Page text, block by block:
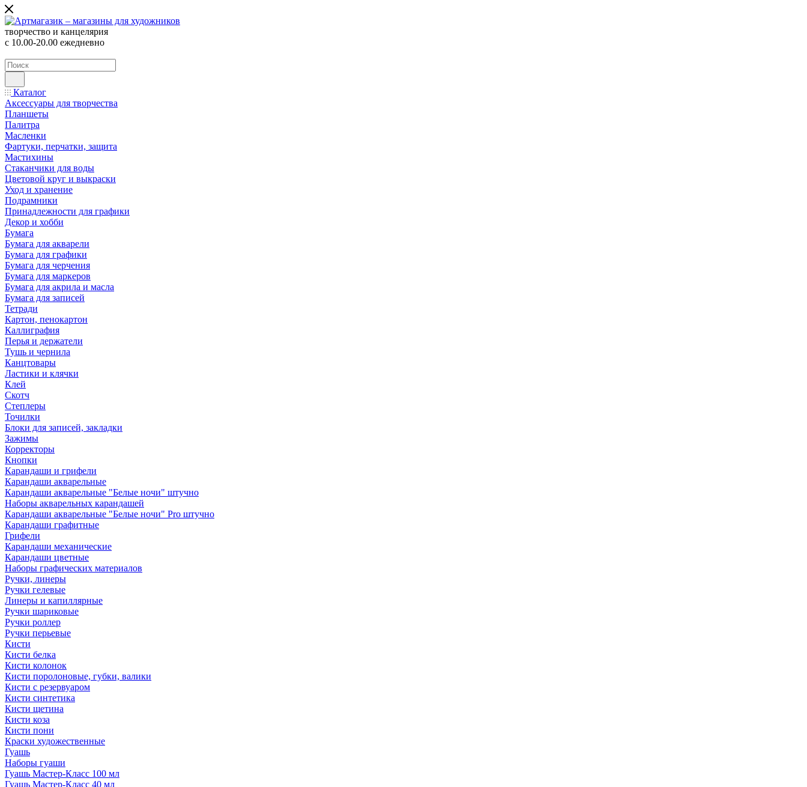
творчество и канцелярия
с 10.00-20.00 ежедневно
Каталог
Аксессуары для творчества
Планшеты
Палитра
Масленки
Фартуки, перчатки, защита
Мастихины
Стаканчики для воды
Цветовой круг и выкраски
Уход и хранение
Подрамники
Принадлежности для графики
Декор и хобби
Бумага
Бумага для акварели
Бумага для графики
Бумага для черчения
Бумага для маркеров
Бумага для акрила и масла
Бумага для записей
Тетради
Картон, пенокартон
Каллиграфия
Перья и держатели
Тушь и чернила
Канцтовары
Ластики и клячки
Клей
Скотч
Степлеры
Точилки
Блоки для записей, закладки
Зажимы
Корректоры
Кнопки
Карандаши и грифели
Карандаши акварельные
Карандаши акварельные "Белые ночи" штучно
Наборы акварельных карандашей
Карандаши акварельные "Белые ночи" Pro штучно
Карандаши графитные
Грифели
Карандаши механические
Карандаши цветные
Наборы графических материалов
Ручки, линеры
Ручки гелевые
Линеры и капиллярные
Ручки шариковые
Ручки роллер
Ручки перьевые
Кисти
Кисти белка
Кисти колонок
Кисти поролоновые, губки, валики
Кисти с резервуаром
Кисти синтетика
Кисти щетина
Кисти коза
Кисти пони
Краски художественные
Гуашь
Наборы гуаши
Гуашь Мастер-Класс 100 мл
Гуашь Мастер-Класс 40 мл